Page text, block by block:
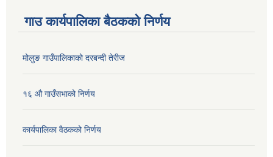
गाउ कार्यपालिका बैठकको निर्णय
मोलुङ गाउँपालिकाको दरबन्दी तेरीज
१६ औ गाउँसभाको निर्णय
कार्यपालिका वैठकको निर्णय